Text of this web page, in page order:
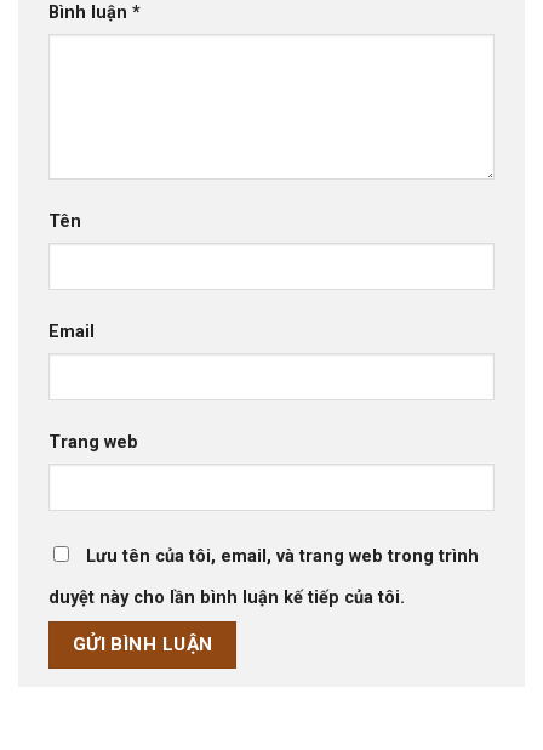
Bình luận *
Tên
Email
Trang web
Lưu tên của tôi, email, và trang web trong trình
duyệt này cho lần bình luận kế tiếp của tôi.